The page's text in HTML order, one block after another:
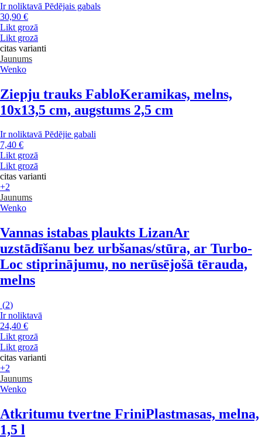
Ir noliktavā Pēdējais gabals
30,90 €
Likt grozā
Likt grozā
citas varianti
Jaunums
Wenko
Ziepju trauks FabloKeramikas, melns,
10x13,5 cm, augstums 2,5 cm
Ir noliktavā Pēdējie gabali
7,40 €
Likt grozā
Likt grozā
citas varianti
+2
Jaunums
Wenko
Vannas istabas plaukts LizanAr
uzstādīšanu bez urbšanas/stūra, ar Turbo-
Loc stiprinājumu, no nerūsējošā tērauda,
melns
(2)
Ir noliktavā
24,40 €
Likt grozā
Likt grozā
citas varianti
+2
Jaunums
Wenko
Atkritumu tvertne FriniPlastmasas, melna,
1,5 l